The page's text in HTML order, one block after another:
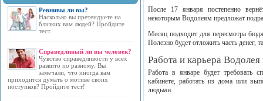
Ревнивы ли вы?
Насколько вы претендуете на
близких вам людей? Пройдите
тест.
Справедливый ли вы человек?
Чувство справедливости у всех
развито по разному. Вы
замечали, что иногда вам
приходится думать о мотиве своих
поступков? Пройдите тест!
После 17 января постепенно
некоторым Водолеям предложат
Месяц подходит для пересмотра
Полезно будет отложить часть денег,
Работа и карьера
Работа в январе будет требовать
кабинете, работать из дома или
людьми.